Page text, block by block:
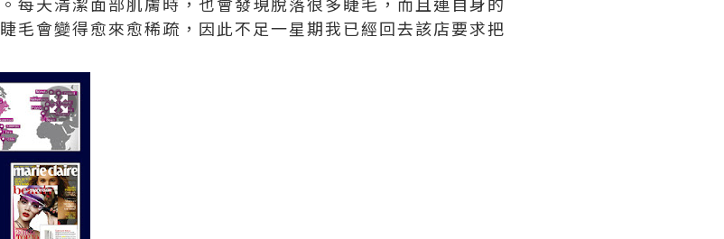
毛會變得愈來愈稀疏，因此不足一星期我已經回去該店要求把